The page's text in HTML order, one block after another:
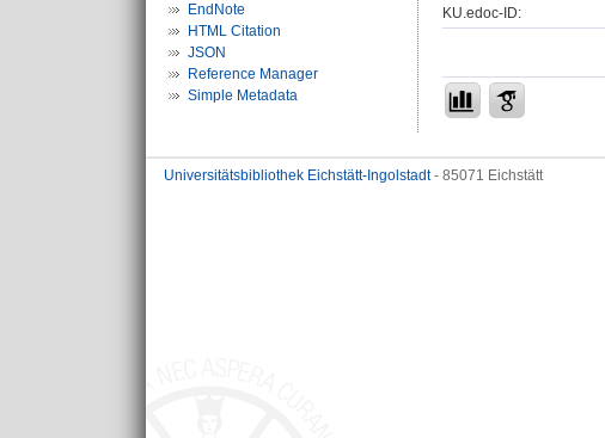
EndNote
HTML Citation
JSON
Reference Manager
Simple Metadata
KU.edoc-ID:
Universitätsbibliothek Eichstätt-Ingolstadt- 85071 Eichstätt